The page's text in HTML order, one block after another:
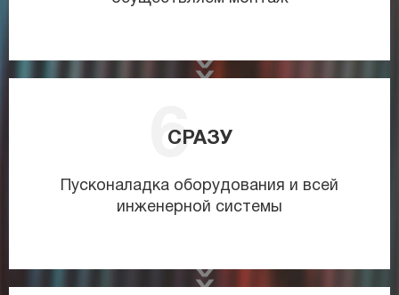
СРАЗУ
Пусконаладка оборудования и всей
инженерной системы